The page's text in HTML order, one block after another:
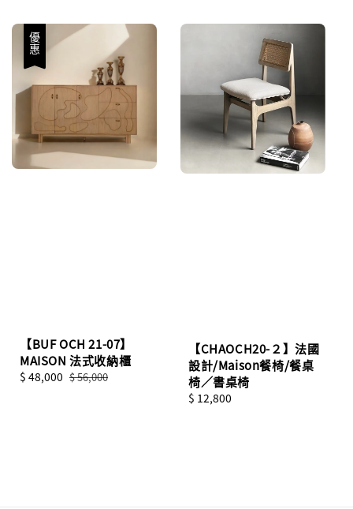
優惠
【BUF OCH 21-07】
MAISON 法式收納櫃
Sale
$ 48,000 Regular
$ 56,000
【CHAOCH20-２】法國
設計/Maison餐椅/餐桌
椅／書桌椅
Regular
$ 12,800